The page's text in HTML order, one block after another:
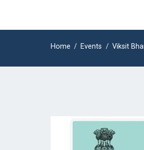
Viksit
Home Events Viksit